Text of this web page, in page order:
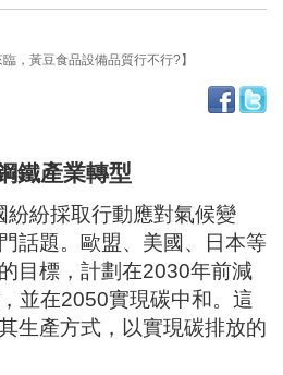
，黃豆食品設備品質行不行?】
鐵產業轉型
紛紛採取行動應對氣候變
話題。歐盟、美國、日本等
目標，計劃在2030年前減
並在2050實現碳中和。這
生產方式，以實現碳排放的